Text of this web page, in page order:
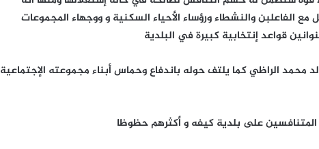
الفاعلبن والنشطاء ورؤساء الأحياء السكنية و ووجهاء المجموعات
قواعد إنتخابية كبيرة في البلدية
الراظي كما يلتف حوله باندفاع وحماس أبناء مجموعته الإجتماعية
المتنافسين على بلدية كيفه و أكثرهم حظوظا